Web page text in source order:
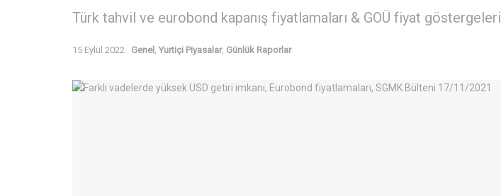
Türk tahvil ve eurobond kapanış fiyatlamaları & GOÜ fiyat göstergeleri
15 Eylül 2022 Genel Yurtiçi Piyasalar, Günlük Raporlar